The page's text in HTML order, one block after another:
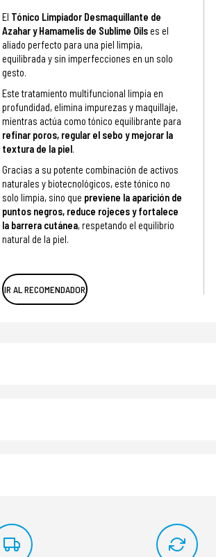
El Tónico Limpiador Desmaquillante de
Azahar y Hamamelis de Sublime Oilses el
aliado perfecto para una piel limpia,
equilibrada y sin imperfecciones en un solo
gesto.
Este tratamiento multifuncional limpia en
profundidad, elimina impurezas y maquillaje,
mientras actúa como tónico equilibrante para
refinar poros, regular el sebo y mejorar la
textura de la piel.
Gracias a su potente combinación de activos
naturales y biotecnológicos, este tónico no
solo limpia, sino que previene la aparición de
puntos negros, reduce rojeces y fortalece
la barrera cutánea, respetando el equilibrio
natural de la piel.
IR AL RECOMENDADOR